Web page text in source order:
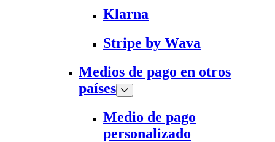
Klarna
Stripe by Wava
Medios de pago en otros
países
Medio de pago
personalizado